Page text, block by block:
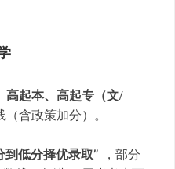
高起本、高起专（文/
含政策加分）。
到低分择优录取” ，部分